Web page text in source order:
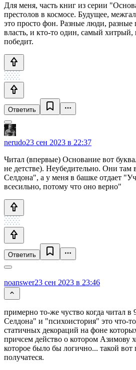
Для меня, часть книг из серии
престолов в космосе. Будущее,
это просто фон. Разные люди, разные
власть, и кто-то один, самый хитрый,
победит.
Ответить
nerudo23 сен 2023 в 22:37
Читал (впервые) Основание вот
не детстве). Неубедительно. Они там
Селдона", а у меня в башке отдает
всесильно, потому что оно верно"
Ответить
noanswer23 сен 2023 в 23:46
примерно то-же чуство когда читал в
Селдона" и "психоистория" это что-
статичных декораций на фоне
причсем действо о котором Азимову
которое было бы логично... такой вот
получатеся.